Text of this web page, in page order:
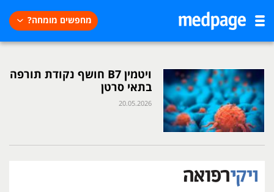
מחפשים מומחה?
ויטמין B7 חושף נקודת תורפה
בתאי סרטן
20.05.2026